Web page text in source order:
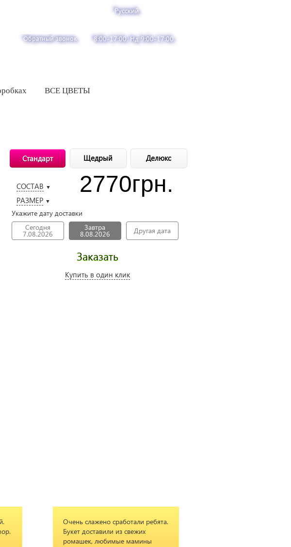
Русский
Обратный звонок 8:00-17:00, Нд 9:00-17:00
ВСЕ ЦВЕТЫ
Стандарт Щедрый Делюкс
СОСТАВ ▼
РАЗМЕР ▼
2770грн.
Укажите дату доставки
Сегодня
7.08.2026
Завтра
8.08.2026 Другая дата
Заказать
Купить в один клик
слажено сработали ребята.
доставили из свежих
любимые мамины
Хороший магазин с хорошими
цветов. Втрой раз заказываю -